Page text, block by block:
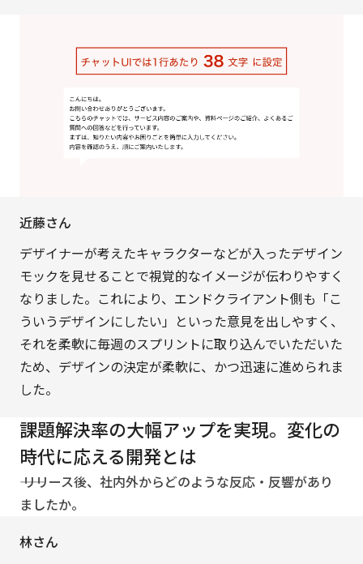
近藤さん
デザイナーが考えたキャラクターなどが入ったデザイン
モックを見せることで視覚的なイメージが伝わりやすく
なりました。これにより、エンドクライアント側も「こ
ういうデザインにしたい」といった意見を出しやすく、
それを柔軟に毎週のスプリントに取り込んでいただいた
ため、デザインの決定が柔軟に、かつ迅速に進められま
した。
課題解決率の大幅アップを実現。変化の
時代に応える開発とは
―― リリース後、社内外からどのような反応・反響があり
ましたか。
林さん